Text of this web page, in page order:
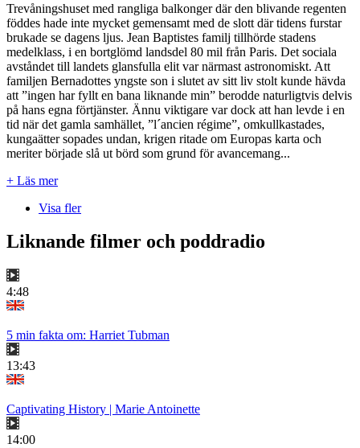
Trevåningshuset med rangliga balkonger där den blivande regenten
föddes hade inte mycket gemensamt med de slott där tidens furstar
brukade se dagens ljus. Jean Baptistes familj tillhörde stadens
medelklass, i en bortglömd landsdel 80 mil från Paris. Det sociala
avståndet till landets glansfulla elit var närmast astronomiskt. Att
familjen Bernadottes yngste son i slutet av sitt liv stolt kunde hävda
att ”ingen har fyllt en bana liknande min” berodde naturligtvis delvis
på hans egna förtjänster. Ännu viktigare var dock att han levde i en
tid när det gamla samhället, ”l´ancien régime”, omkullkastades,
kungaätter sopades undan, krigen ritade om Europas karta och
meriter började slå ut börd som grund för avancemang...
+ Läs mer
Visa fler
Liknande filmer och poddradio
4:48
5 min fakta om: Harriet Tubman
13:43
Captivating History | Marie Antoinette
14:00